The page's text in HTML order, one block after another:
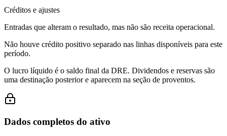
Créditos e ajustes
Entradas que alteram o resultado, mas não são receita operacional.
Não houve crédito positivo separado nas linhas disponíveis para este
período.
O lucro líquido é o saldo final da DRE. Dividendos e reservas são
uma destinação posterior e aparecem na seção de proventos.
Dados completos do ativo